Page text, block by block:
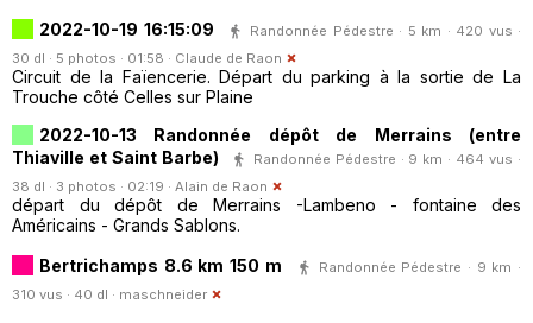
2022-10-19 16:15:09
Randonnée Pédestre · 5 km · 420 vus ·
30 dl · 5 photos · 01:58 · Claude de Raon
Circuit de la Faïencerie. Départ du parking à la sortie de La
Trouche côté Celles sur Plaine
2022-10-13 Randonnée dépôt de Merrains (entre
Thiaville et Saint Barbe)
Randonnée Pédestre · 9 km · 464 vus ·
38 dl · 3 photos · 02:19 · Alain de Raon
départ du dépôt de Merrains -Lambeno - fontaine des
Américains - Grands Sablons.
Bertrichamps 8.6 km 150 m
Randonnée Pédestre · 9 km ·
310 vus · 40 dl · maschneider